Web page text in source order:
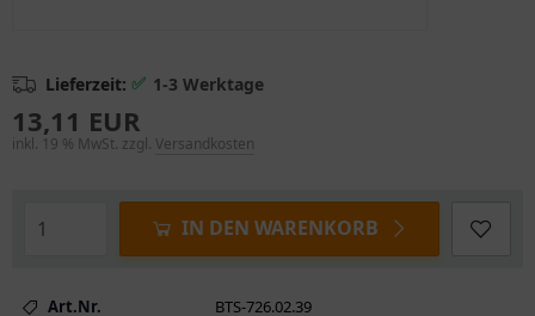
Lieferzeit: ✅ 1-3 Werktage
13,11 EUR
inkl. 19 % MwSt. zzgl. Versandkosten
IN DEN WARENKORB
Art.Nr.
BTS-726.02.39